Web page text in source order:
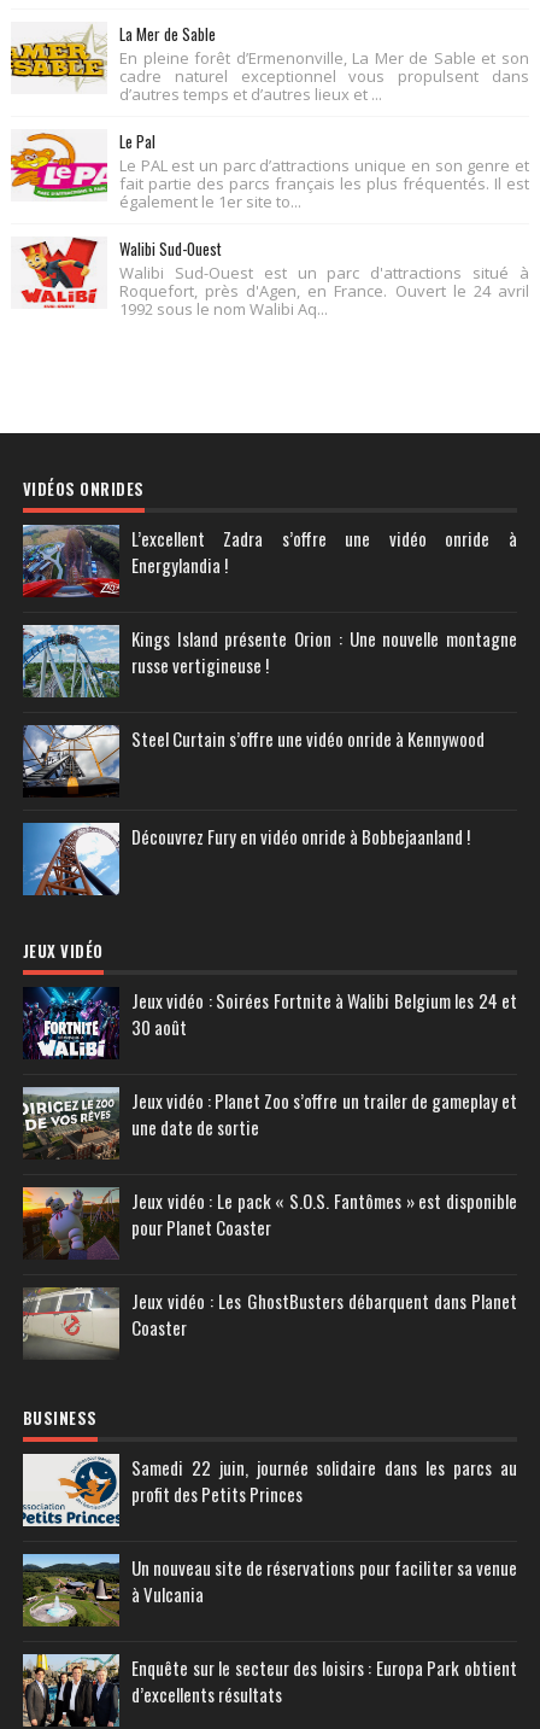
La Mer de Sable
En pleine forêt d’Ermenonville, La Mer de Sable et son
cadre naturel exceptionnel vous propulsent dans
d’autres temps et d’autres lieux et ...
Le Pal
Le PAL est un parc d’attractions unique en son genre et
fait partie des parcs français les plus fréquentés. Il est
également le 1er site to...
Walibi Sud-Ouest
Walibi Sud-Ouest est un parc d'attractions situé à
Roquefort, près d'Agen, en France. Ouvert le 24 avril
1992 sous le nom Walibi Aq...
VIDÉOS ONRIDES
L’excellent Zadra s’offre une vidéo onride à
Energylandia !
Kings Island présente Orion : Une nouvelle montagne
russe vertigineuse !
Steel Curtain s’offre une vidéo onride à Kennywood
Découvrez Fury en vidéo onride à Bobbejaanland !
JEUX VIDÉO
Jeux vidéo : Soirées Fortnite à Walibi Belgium les 24 et
30 août
Jeux vidéo : Planet Zoo s’offre un trailer de gameplay et
une date de sortie
Jeux vidéo : Le pack « S.O.S. Fantômes » est disponible
pour Planet Coaster
Jeux vidéo : Les GhostBusters débarquent dans Planet
Coaster
BUSINESS
Samedi 22 juin, journée solidaire dans les parcs au
profit des Petits Princes
Un nouveau site de réservations pour faciliter sa venue
à Vulcania
Enquête sur le secteur des loisirs : Europa Park obtient
d’excellents résultats